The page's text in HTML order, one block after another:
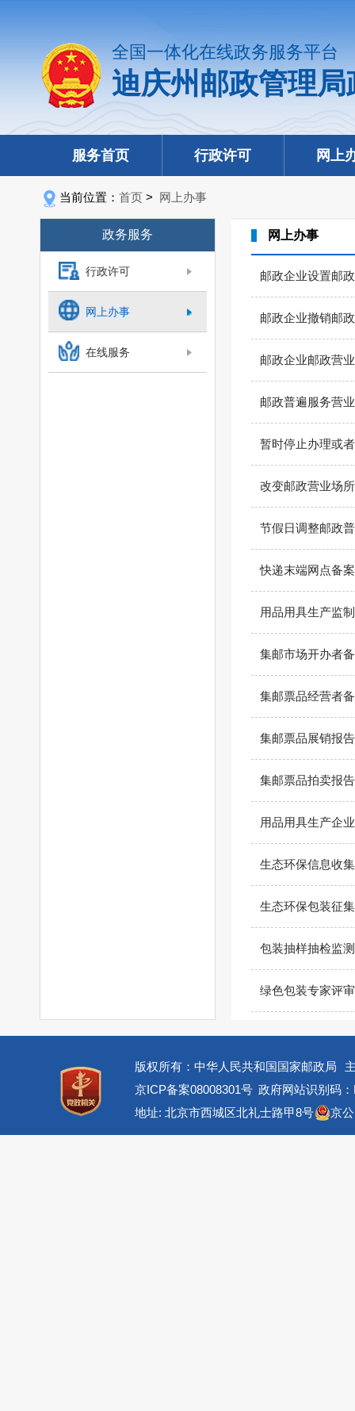
全国一体化在线政务服务平台
迪庆州邮政管理
服务首页 行政许可 网上
当前位置： 首页 > 网上办事
政务服务
行政许可
网上办事
在线服务
网上办事
邮政企业设置邮
邮政企业撤销邮
邮政企业邮政营
邮政普遍服务营
暂时停止办理或
改变邮政营业场
节假日调整邮政
快递末端网点备案
用品用具生产监
集邮市场开办者
集邮票品经营者
集邮票品展销报告
集邮票品拍卖报告
用品用具生产企
生态环保信息收集
生态环保包装征集
包装抽样抽检监测
绿色包装专家评审
版权所有：中华人民共和国国家邮政局
京ICP备案08008301号 政府网站识别码
地址: 北京市西城区北礼士路甲8号
京